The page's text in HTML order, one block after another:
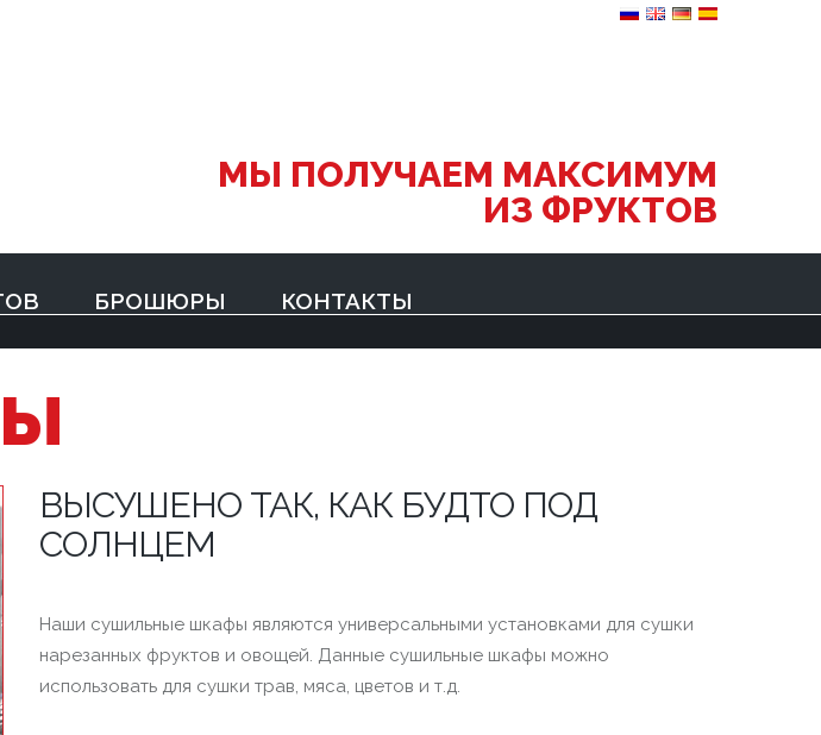
МЫ ПОЛУЧАЕМ МАКСИМУМ
ИЗ ФРУКТОВ
БРОШЮРЫ КОНТАКТЫ
ВЫСУШЕНО ТАК, КАК БУДТО ПОД
СОЛНЦЕМ
Наши сушильные шкафы являются универсальными установками для сушки
нарезанных фруктов и овощей. Данные сушильные шкафы можно
использовать для сушки трав, мяса, цветов и т.д.